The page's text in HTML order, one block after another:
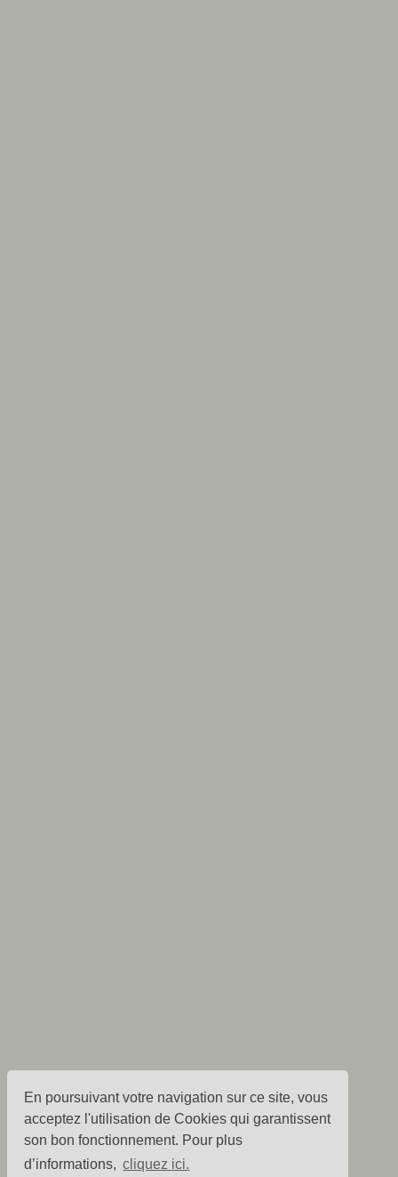
En poursuivant votre navigation sur ce site, vous
acceptez l'utilisation de Cookies qui garantissent
son bon fonctionnement. Pour plus
d’informations, cliquez ici.